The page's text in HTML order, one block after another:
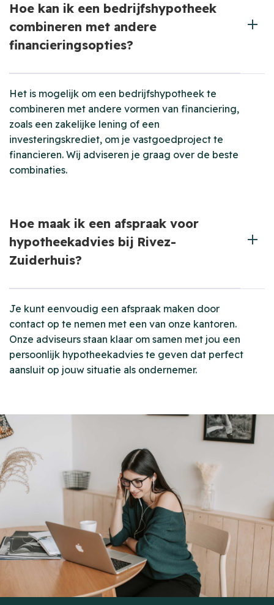
Hoe kan ik een bedrijfshypotheek
combineren met andere
financieringsopties?
Het is mogelijk om een bedrijfshypotheek te
combineren met andere vormen van financiering,
zoals een zakelijke lening of een
investeringskrediet, om je vastgoedproject te
financieren. Wij adviseren je graag over de beste
combinaties.
Hoe maak ik een afspraak voor
hypotheekadvies bij Rivez-
Zuiderhuis?
Je kunt eenvoudig een afspraak maken door
contact op te nemen met een van onze kantoren.
Onze adviseurs staan klaar om samen met jou een
persoonlijk hypotheekadvies te geven dat perfect
aansluit op jouw situatie als ondernemer.